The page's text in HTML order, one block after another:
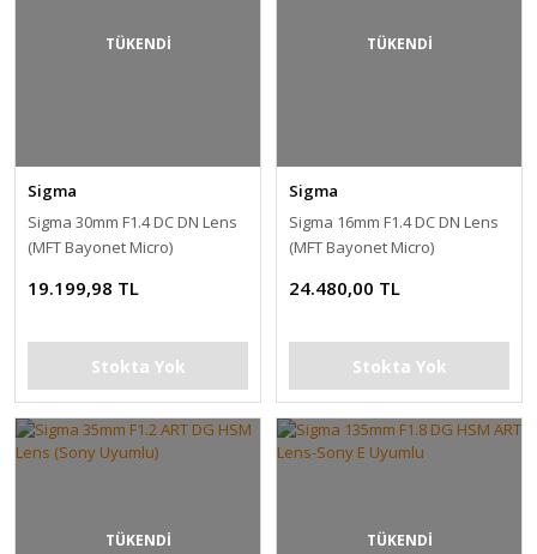
TÜKENDİ
Sigma
Sigma 30mm F1.4 DC DN Lens
(MFT Bayonet Micro)
19.199,98 TL
Stokta Yok
TÜKENDİ
Sigma
Sigma 16mm F1.4 DC DN Lens
(MFT Bayonet Micro)
24.480,00 TL
Stokta Yok
TÜKENDİ TÜKENDİ